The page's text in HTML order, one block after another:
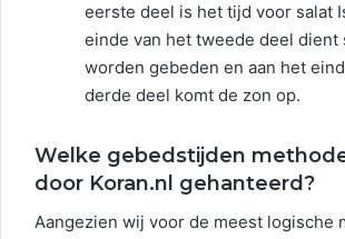
eerste deel is het tijd voor salat
einde van het tweede deel dient
worden gebeden en aan het
derde deel komt de zon op.
Welke gebedstijden
door Koran.nl gehanteerd?
Aangezien wij voor de meest logische